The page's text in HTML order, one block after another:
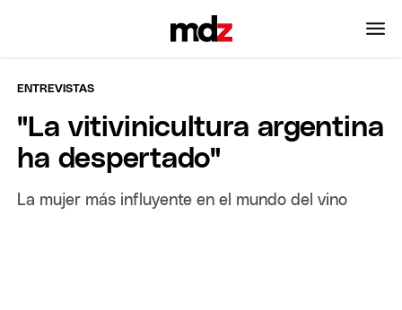
ENTREVISTAS
"La vitivinicultura argentina
ha despertado"
La mujer más influyente en el mundo del vino